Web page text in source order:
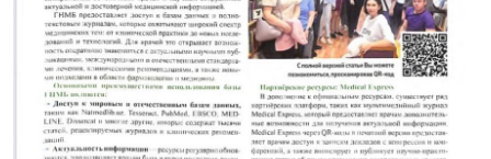
PDF-translator